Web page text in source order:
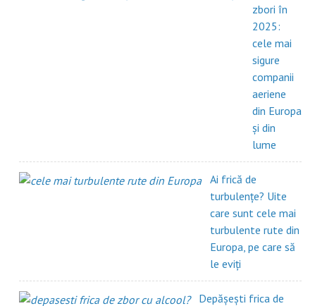
zbori în
2025:
cele mai
sigure
companii
aeriene
din Europa
și din
lume
Ai frică de
turbulențe? Uite
care sunt cele mai
turbulente rute din
Europa, pe care să
le eviți
Depășești frica de